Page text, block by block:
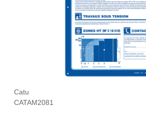
Catu
CATAM2081